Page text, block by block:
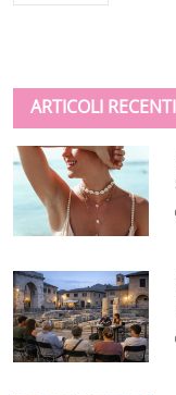
ARTICOLI RECENTI